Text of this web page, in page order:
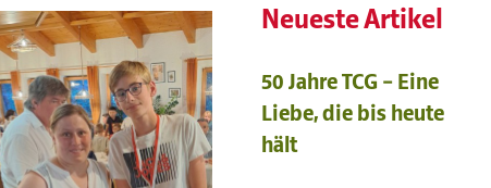
Neueste Artikel
50 Jahre TCG – Eine
Liebe, die bis heute
hält